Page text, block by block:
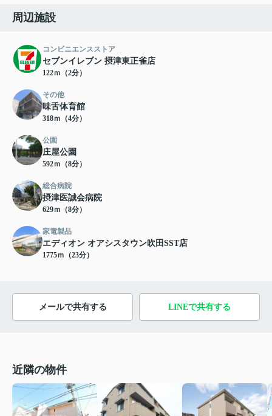
周辺施設
コンビニエンスストア
セブンイレブン 摂津東正雀店
122ｍ（2分）
その他
味舌体育館
318ｍ（4分）
公園
庄屋公園
592ｍ（8分）
総合病院
摂津医誠会病院
629ｍ（8分）
家電製品
エディオン オアシスタウン吹田SST店
1775ｍ（23分）
メールで共有する LINEで共有する
近隣の物件